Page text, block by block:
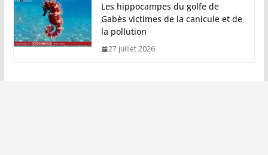
Les hippocampes du golfe de
Gabès victimes de la canicule et de
la pollution
27 juillet 2026